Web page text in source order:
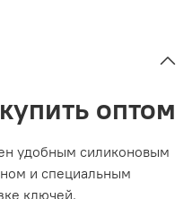
оптом
удобным силиконовым
и специальным
ключей.